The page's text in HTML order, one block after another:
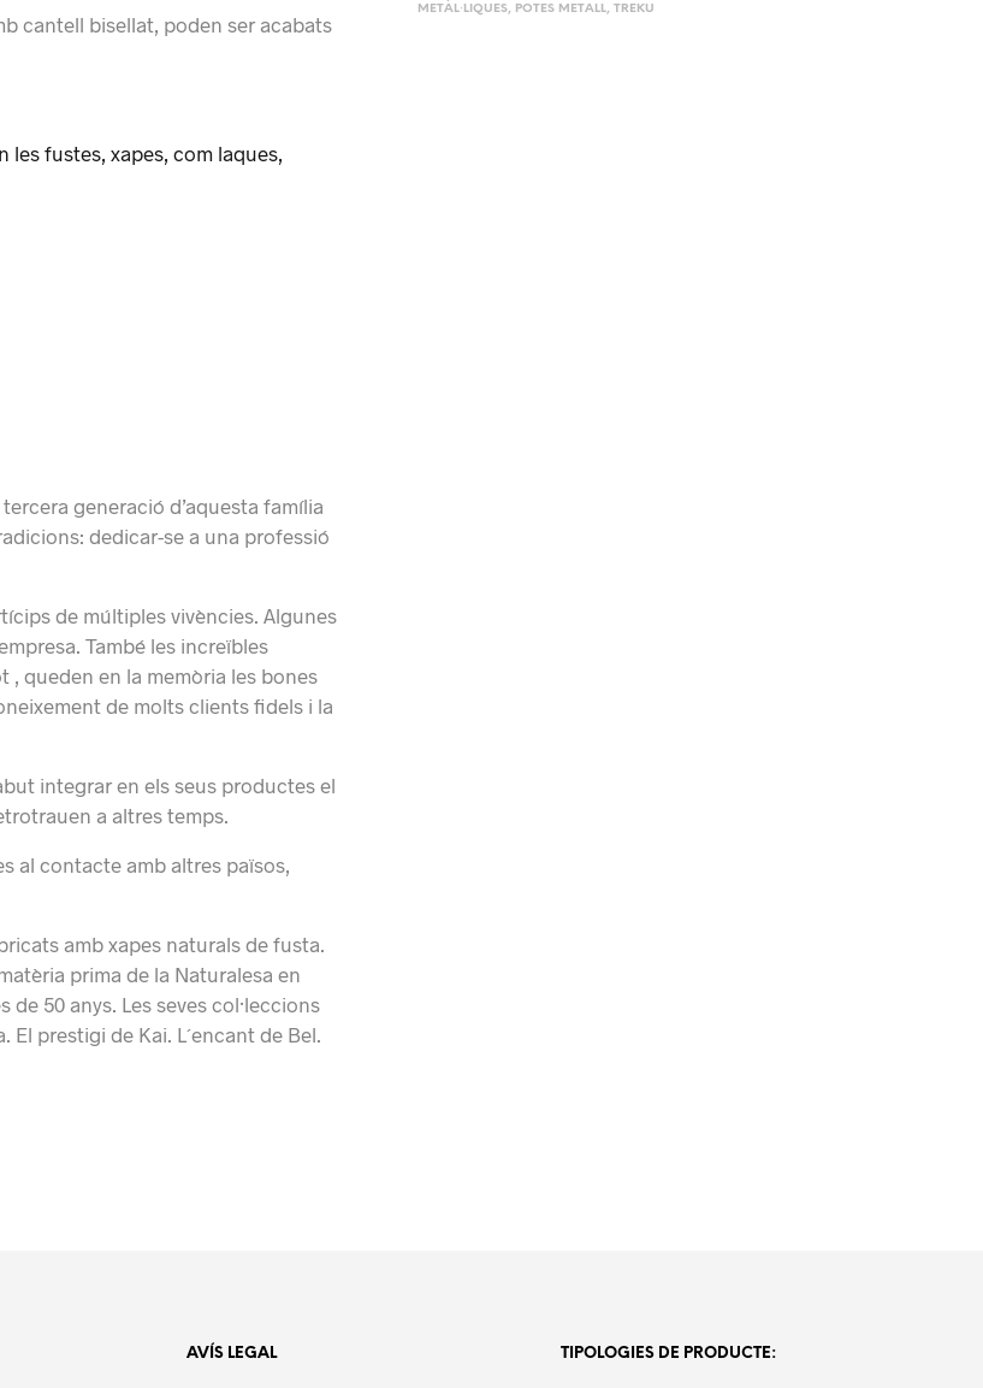
METÀL·LIQUES, POTES METALL, TREKU
cantell bisellat, poden ser acabats
les fustes, xapes, com laques,
generació d’aquesta família
dedicar-se a una professió
de múltiples vivències. Algunes
També les increïbles
, queden en la memòria les bones
de molts clients fidels i la
integrar en els seus productes el
a altres temps.
al contacte amb altres països,
amb xapes naturals de fusta.
prima de la Naturalesa en
50 anys. Les seves col·leccions
prestigi de Kai. L´encant de Bel.
AVÍS LEGAL TIPOLOGIES DE PRODUCTE: